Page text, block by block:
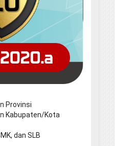
Provinsi
Kabupaten/Kota
dan SLB